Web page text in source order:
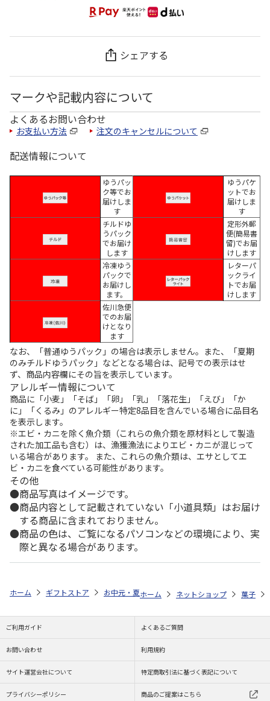
シェアする
マークや記載内容について
よくあるお問い合わせ
お支払い方法 注文のキャンセルについて
配送情報について
ゆうパッ
ク等でお
届けしま
す
ゆうパケ
ットでお
届けしま
す
チルドゆ
うパック
でお届け
します
定形外郵
便(簡易書
留)でお届
けします
冷凍ゆう
パックで
お届けし
ます。
レターパ
ックライ
トでお届
けします
佐川急便
でのお届
けとなり
ます
なお、「普通ゆうパック」の場合は表示しません。また、「夏期
のみチルドゆうパック」などとなる場合は、記号での表示はせ
ず、商品内容欄にその旨を表示しています。
アレルギー情報について
商品に「小麦」「そば」「卵」「乳」「落花生」「えび」「か
に」「くるみ」のアレルギー特定8品目を含んでいる場合に品目名
を表示します。
※エビ・カニを除く魚介類（これらの魚介類を原材料として製造
された加工品も含む）は、漁獲漁法によりエビ・カニが混じって
いる場合があります。 また、これらの魚介類は、エサとしてエ
ビ・カニを食べている可能性があります。
その他
商品写真はイメージです。
商品内容として記載されていない「小道具類」はお届け
する商品に含まれておりません。
商品の色は、ご覧になるパソコンなどの環境により、実
際と異なる場合があります。
ホーム ギフトストア お中元・夏ギフト特集 2026 ゆうゆうギフト
ホーム ネットショップ 菓子
ご利用ガイド よくあるご質問
お問い合わせ 利用規約
サイト運営会社について 特定商取引法に基づく表記について
プライバシーポリシー 商品のご提案はこちら